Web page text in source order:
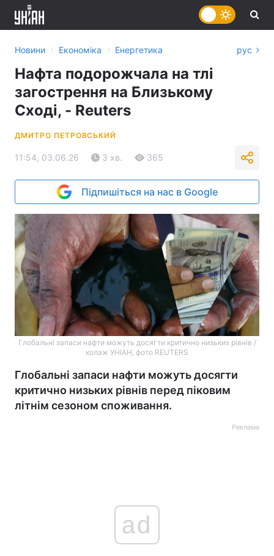
Новини › Економіка › Енергетика рус
Нафта подорожчала на тлі
загострення на Близькому
Сході, - Reuters
ДМИТРО ПЕТРОВСЬКИЙ
11:54, 03.06.26 3 хв. 365
Підпишіться на нас в Google
Глобальні запаси нафти можуть досягти критично низьких рівнів /
колаж УНІАН, фото REUTERS
Глобальні запаси нафти можуть досягти
критично низьких рівнів перед піковим
літнім сезоном споживання.
Реклама
ad